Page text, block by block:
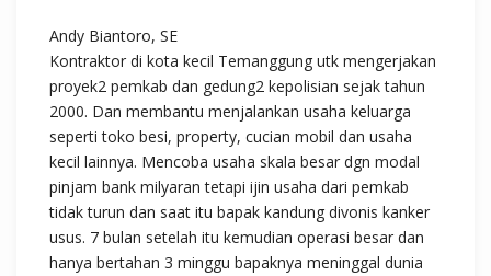
Andy Biantoro, SE
Kontraktor di kota kecil Temanggung utk mengerjakan
proyek2 pemkab dan gedung2 kepolisian sejak tahun
2000. Dan membantu menjalankan usaha keluarga
seperti toko besi, property, cucian mobil dan usaha
kecil lainnya. Mencoba usaha skala besar dgn modal
pinjam bank milyaran tetapi ijin usaha dari pemkab
tidak turun dan saat itu bapak kandung divonis kanker
usus. 7 bulan setelah itu kemudian operasi besar dan
hanya bertahan 3 minggu bapaknya meninggal dunia